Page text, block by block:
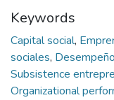
Keywords
Capital social,
sociales,
Subsistence
Organizational